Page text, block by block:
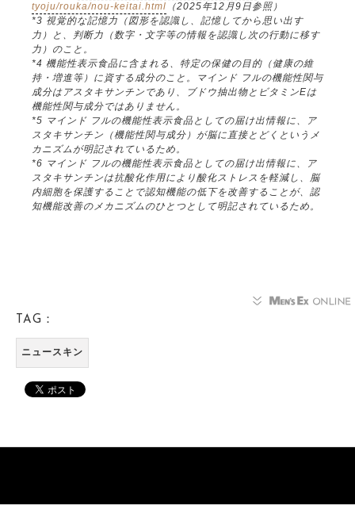
tyoju/rouka/nou-keitai.html （2025年12月9日参照）
*3 視覚的な記憶力（図形を認識し、記憶してから思い出す
力）と、判断力（数字・文字等の情報を認識し次の行動に移す
力）のこと。
*4 機能性表示食品に含まれる、特定の保健の目的（健康の維
持・増進等）に資する成分のこと。マインド フルの機能性関与
成分はアスタキサンチンであり、ブドウ抽出物とビタミンEは
機能性関与成分ではありません。
*5 マインド フルの機能性表示食品としての届け出情報に、ア
スタキサンチン（機能性関与成分）が脳に直接とどくというメ
カニズムが明記されているため。
*6 マインド フルの機能性表示食品としての届け出情報に、ア
スタキサンチンは抗酸化作用により酸化ストレスを軽減し、脳
内細胞を保護することで認知機能の低下を改善することが、認
知機能改善のメカニズムのひとつとして明記されているため。
TAG：
ニュースキン